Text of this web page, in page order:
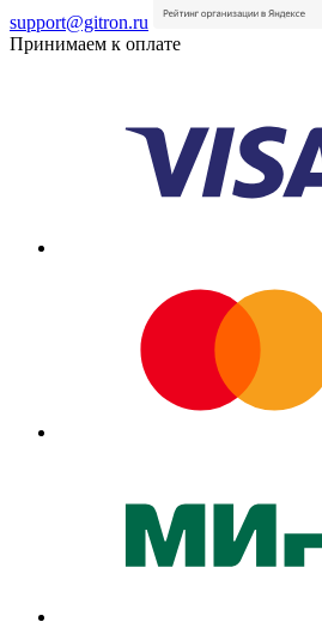
support@gitron.ru
Принимаем к оплате